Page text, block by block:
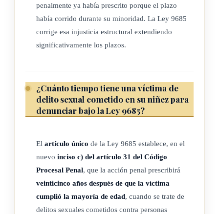
Rige a partir de su publicación.
Dado en la Presidencia de la República, San José a los
veintiún días del mes de mayo de dos mil diecinueve.
penalmente ya había prescrito porque el plazo
había corrido durante su minoridad. La Ley 9685
corrige esa injusticia estructural extendiendo
significativamente los plazos.
¿Cuánto tiempo tiene una víctima de
delito sexual cometido en su niñez para
denunciar bajo la Ley 9685?
El artículo único de la Ley 9685 establece, en el
nuevo inciso c) del artículo 31 del Código
Procesal Penal, que la acción penal prescribirá
veinticinco años después de que la víctima
cumplió la mayoría de edad, cuando se trate de
delitos sexuales cometidos contra personas